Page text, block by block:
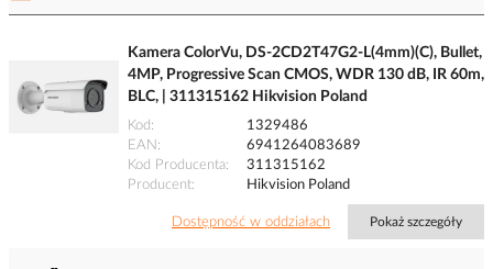
Kamera ColorVu, DS-2CD2T47G2-L(4mm)(C), Bullet,
4MP, Progressive Scan CMOS, WDR 130 dB, IR 60m,
BLC, | 311315162 Hikvision Poland
Kod
1329486
EAN
6941264083689
Kod Producenta
311315162
Producent
Hikvision Poland
Dostępność w oddziałach Pokaż szczegóły